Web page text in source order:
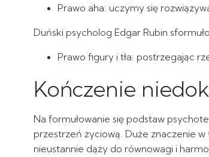
Prawo aha: uczymy się
Duński psycholog Edgar Rubin
Prawo figury i tła: postrzegając
Kończenie
Na formułowanie się podstaw
przestrzeń życiową. Duże znaczenie
nieustannie dąży do równowagi i